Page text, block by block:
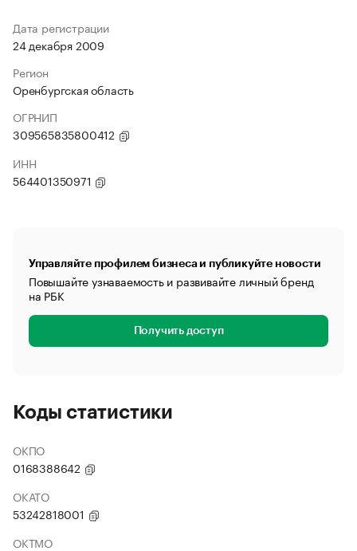
Дата регистрации
24 декабря 2009
Регион
Оренбургская область
ОГРНИП
309565835800412
ИНН
564401350971
Управляйте профилем бизнеса и публикуйте новости
Повышайте узнаваемость и развивайте личный бренд
на РБК
Получить доступ
Коды статистики
ОКПО
0168388642
ОКАТО
53242818001
ОКТМО